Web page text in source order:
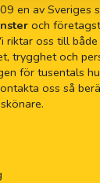
en av Sveriges
och
riktar oss till
trygghet och
för tusentals
oss så